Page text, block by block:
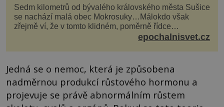
Sedm kilometrů od bývalého královského města Sušice
se nachází malá obec Mokrosuky…Málokdo však
zřejmě ví, že v tomto klidném, poměrně řídce
navštěvovaném koutu vesnické Šumavy se nachází
epochalnisvet.cz
Jedná se o nemoc, která je způsobena
nadměrnou produkcí růstového hormonu a
projevuje se právě abnormálním růstem